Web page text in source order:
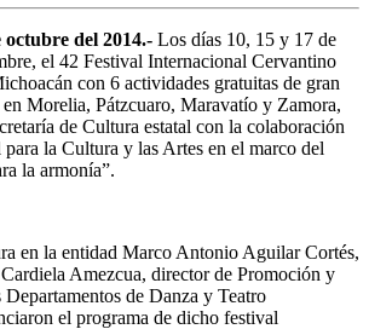
del 2014.- Los días 10, 15 y 17 de
el 42 Festival Internacional Cervantino
con 6 actividades gratuitas de gran
Morelia, Pátzcuaro, Maravatío y Zamora,
de Cultura estatal con la colaboración
la Cultura y las Artes en el marco del
la armonía”.
en la entidad Marco Antonio Aguilar Cortés,
Amezcua, director de Promoción y
de Danza y Teatro
el programa de dicho festival